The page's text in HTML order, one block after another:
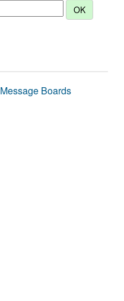
Message Boards